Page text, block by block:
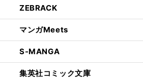
ZEBRACK
マンガMeets
S-MANGA
集英社コミック文庫